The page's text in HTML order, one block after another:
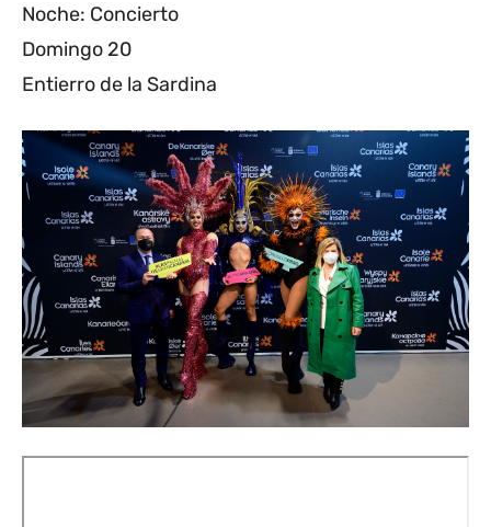
Noche: Concierto
Domingo 20
Entierro de la Sardina